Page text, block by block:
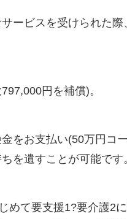
ービスを受けられた際
円を補償)。
をお支払い(50万円コ
を遺すことが可能です
めて要支援1?要介護2